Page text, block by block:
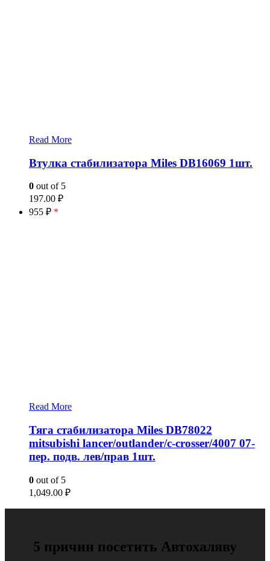
Read More
Втулка стабилизатора Miles DB16069 1шт.
0 out of 5
197.00 ₽
955 ₽ *
Read More
Тяга стабилизатора Miles DB78022
mitsubishi lancer/outlander/c-crosser/4007 07-
пер. подв. лев/прав 1шт.
0 out of 5
1,049.00 ₽
5 причин посетить Автохаляву